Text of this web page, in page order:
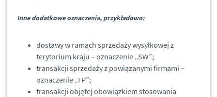
Inne dodatkowe oznaczenia, przykładowo:
dostawy w ramach sprzedaży wysyłkowej z
terytorium kraju – oznaczenie „SW”;
transakcji sprzedaży z powiązanymi firmami –
oznaczenie „TP”;
transakcji objętej obowiązkiem stosowania